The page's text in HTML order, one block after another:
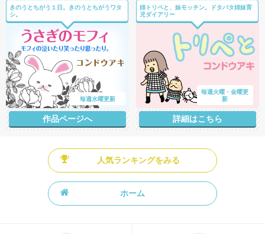
きのうとちがう１日。きのうとちがうワタ
シ。
毎週水曜更新
作品ページへ
姉トリペと、妹モッチン。ドタバタ姉妹育
児ダイアリー
毎週火曜・金曜更
新
詳細はこちら
人気ランキングをみる
ホーム